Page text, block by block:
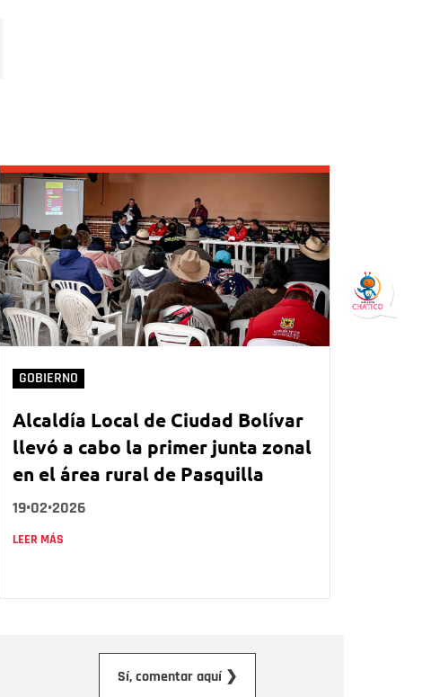
GOBIERNO
Alcaldía Local de Ciudad Bolívar
llevó a cabo la primer junta zonal
en el área rural de Pasquilla
19•02•2026
LEER MÁS
Sí, comentar aquí ❯